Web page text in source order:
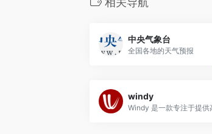
中央气象台
全国各地的天气预报
windy